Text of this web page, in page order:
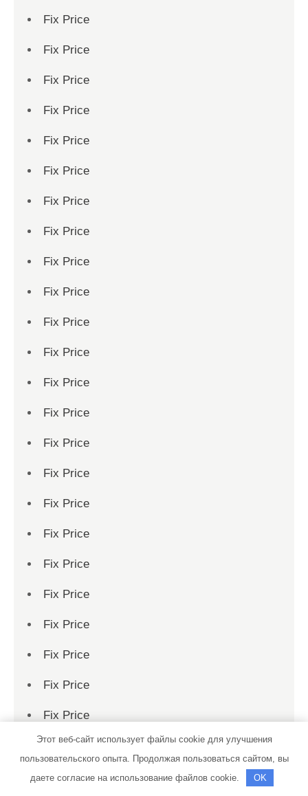
Fix Price
Fix Price
Fix Price
Fix Price
Fix Price
Fix Price
Fix Price
Fix Price
Fix Price
Fix Price
Fix Price
Fix Price
Fix Price
Fix Price
Fix Price
Fix Price
Fix Price
Fix Price
Fix Price
Fix Price
Fix Price
Fix Price
Fix Price
Fix Price
Fix Price
Fix Price
Этот веб-сайт использует файлы cookie для улучшения
пользовательского опыта. Продолжая пользоваться сайтом, вы
даете согласие на использование файлов cookie.
OK